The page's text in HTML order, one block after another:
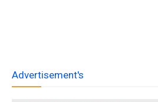
Advertisement's